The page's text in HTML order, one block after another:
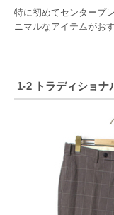
特に初めてセンタープ
ニマルなアイテムがおす
1-2 トラディショナ